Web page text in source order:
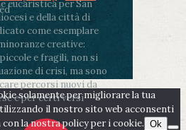
eucaristica per San
e della città di
come esemplare
creative:
e fragili, non si
di crisi, ma sono
percorsi nuovi da
e per certi versi
solamente per migliorare la tua
il nostro sito web acconsenti
la nostra policy per i cookie. Ok